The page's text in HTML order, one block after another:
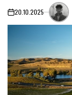
on20.10.2025